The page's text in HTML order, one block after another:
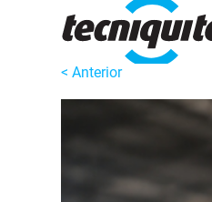
< Anterior